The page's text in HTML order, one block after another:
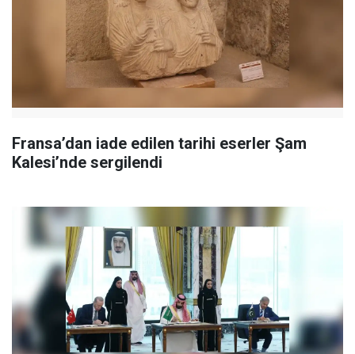
Fransa’dan iade edilen tarihi eserler Şam
Kalesi’nde sergilendi